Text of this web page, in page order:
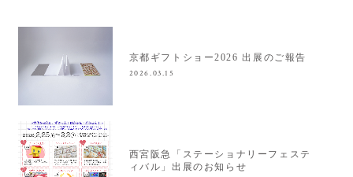
京都ギフトショー2026 出展のご報告
2026.03.15
西宮阪急「ステーショナリーフェステ
ィバル」出展のお知らせ